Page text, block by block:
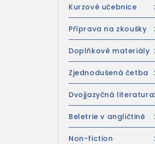
Kurzové učebnice
Příprava na zkoušky
Doplňkové materiály
Zjednodušená četba
Dvojjazyčná literatura
Beletrie v angličtině
Non-fiction